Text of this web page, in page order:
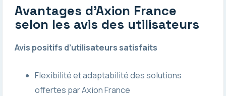
Avantages d’Axion France
selon les avis des utilisateurs
Avis positifs d’utilisateurs satisfaits
Flexibilité et adaptabilité des solutions
offertes par Axion France